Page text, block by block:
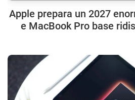
Apple prepara un 2027
e MacBook Pro base